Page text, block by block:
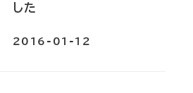
した
2016-01-12